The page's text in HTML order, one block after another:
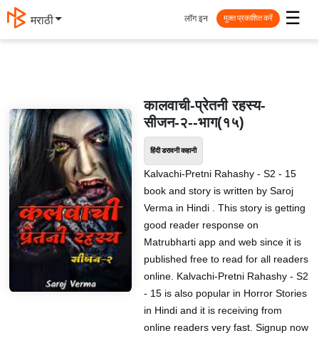
मराठी ☰
लॉग इन मुक्त प्रकाशित करें
कालवाची-प्रेतनी रहस्य-
सीजन-२--भाग(१५)
हिंदी डरावनी कहानी
Kalvachi-Pretni Rahashy - S2 - 15
book and story is written by Saroj
Verma in Hindi . This story is getting
good reader response on
Matrubharti app and web since it is
published free to read for all readers
online. Kalvachi-Pretni Rahashy - S2
- 15 is also popular in Horror Stories
in Hindi and it is receiving from
online readers very fast. Signup now